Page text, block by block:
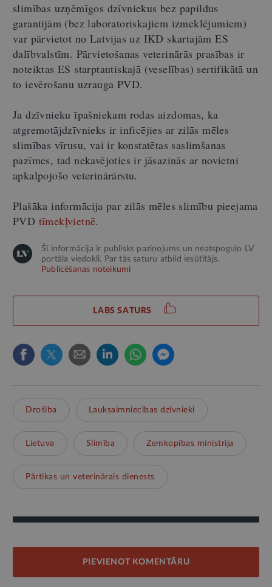
slimības uzņēmīgos dzīvniekus bez papildus
garantijām (bez laboratoriskajiem izmeklējumiem)
var pārvietot no Latvijas uz IKD skartajām ES
dalībvalstīm. Pārvietošanas veterinārās prasības ir
noteiktas ES starptautiskajā (veselības) sertifikātā un
to ievērošanu uzrauga PVD.
Ja dzīvnieku īpašniekam rodas aizdomas, ka
atgremotājdzīvnieks ir inficējies ar zilās mēles
slimības vīrusu, vai ir konstatētas saslimšanas
pazīmes, tad nekavējoties ir jāsazinās ar novietni
apkalpojošo veterinārārstu.
Plašāka informācija par zilās mēles slimību pieejama
PVD tīmekļvietnē.
Šī informācija ir publisks paziņojums un neatspoguļo LV
portāla viedokli. Par tās saturu atbild iesūtītājs.
Publicēšanas noteikumi
LABS SATURS
Drošība Lauksaimniecības dzīvnieki
Lietuva Slimība Zemkopības ministrija
Pārtikas un veterinārais dienests
PIEVIENOT KOMENTĀRU